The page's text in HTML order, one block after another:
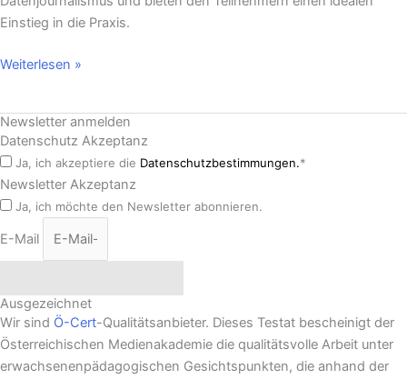
Einstieg in die Praxis.
Weiterlesen »
Newsletter anmelden
Datenschutz Akzeptanz
Ja, ich akzeptiere die Datenschutzbestimmungen.*
Newsletter Akzeptanz
Ja, ich möchte den Newsletter abonnieren.
E-Mail
Ausgezeichnet
Wir sind Ö-Cert-Qualitätsanbieter. Dieses Testat bescheinigt der
Österreichischen Medienakademie die qualitätsvolle Arbeit unter
erwachsenenpädagogischen Gesichtspunkten, die anhand der